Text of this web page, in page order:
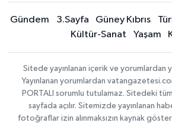
Gündem 3.Sayfa Güney Kıbrıs
Kültür-Sanat
Yaşam
Sitede yayınlanan içerik ve yorumlardan
Yayınlanan yorumlardan
PORTALI sorumlu tutulamaz. Sitedeki
sayfada açılır. Sitemizde yayınlanan
fotoğraflar izin alınmaksızın kaynak